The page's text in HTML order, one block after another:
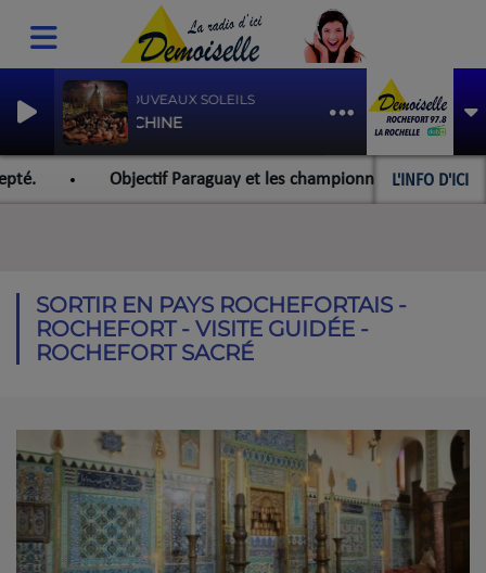
LES NOUVEAUX SOLEILS
INDOCHINE
L'INFO D'ICI
Objectif Paraguay et les championnats du monde
SORTIR EN PAYS ROCHEFORTAIS -
ROCHEFORT - VISITE GUIDÉE -
ROCHEFORT SACRÉ